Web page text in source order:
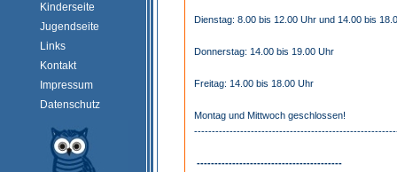
Kinderseite
Jugendseite
Links
Kontakt
Impressum
Datenschutz
Dienstag: 8.00 bis 12.00 Uhr und 14.00 bis
Donnerstag: 14.00 bis 19.00 Uhr
Freitag: 14.00 bis 18.00 Uhr
Montag und Mittwoch geschlossen!
-----------------------------------------